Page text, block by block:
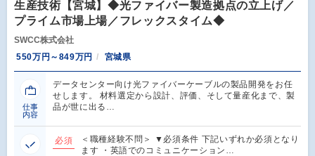
生産技術【宮城】◆光ファイバー製造拠点の立上げ／
プライム市場上場／フレックスタイム◆
SWCC株式会社
550万円～849万円
宮城県
仕事
内容
データセンター向け光ファイバーケーブルの製品開発をお任
せします。 材料選定から設計、評価、そして量産化まで、製
品が世に出る…
必須
＜職種経験不問＞ ▼必須条件 下記いずれか必須となり
ます ・英語でのコミュニケーション…